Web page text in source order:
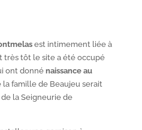
est intimement liée à
très tôt le site a été occupé
ont donné naissance au
la famille de Beaujeu serait
la Seigneurie de